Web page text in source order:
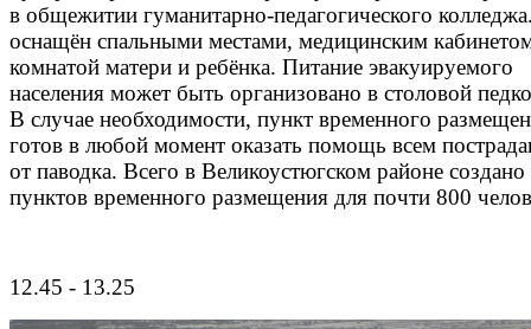
в общежитии гуманитарно-педагогического
оснащён спальными местами, медицинским
комнатой матери и ребёнка. Питание эвакуируемого
населения может быть организовано в столовой
В случае необходимости, пункт временного
готов в любой момент оказать помощь всем
от паводка. Всего в Великоустюгском районе создано
пунктов временного размещения для почти 800
12.45 - 13.25